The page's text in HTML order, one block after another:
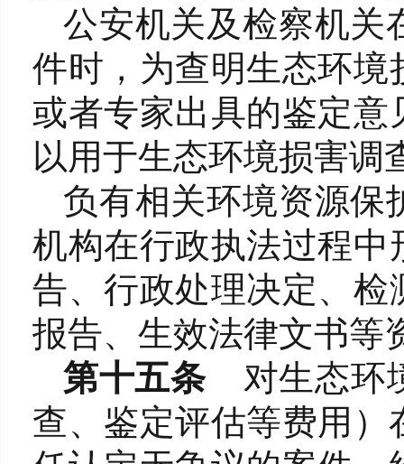
公安机关及检察机关
件时，为查明生态环
或者专家出具的鉴定
以用于生态环境损害调
负有相关环境资源保
机构在行政执法过程
告、行政处理决定、
报告、生效法律文书等
第十五条
对生态环
查、鉴定评估等费用）